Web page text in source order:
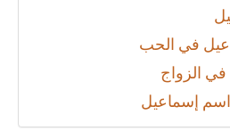
في الحب
الزواج
إسماعيل